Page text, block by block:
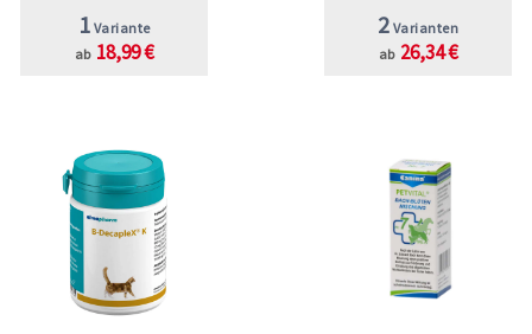
1 Variante
ab 18,99 €
2 Varianten
ab 26,34 €